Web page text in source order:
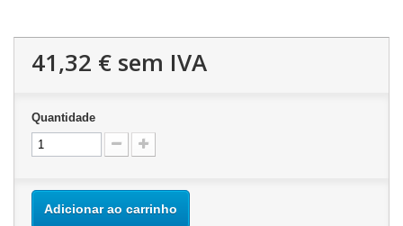
41,32 € sem IVA
Quantidade
Adicionar ao carrinho